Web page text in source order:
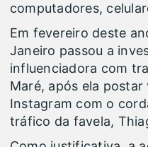
computadores,
Em fevereiro deste
Janeiro passou a
influenciadora com
Maré, após ela
Instagram com o
tráfico da favela,